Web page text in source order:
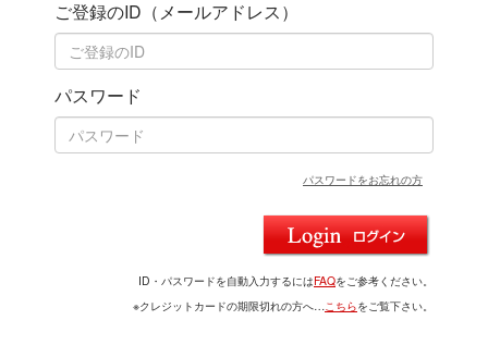
ご登録のID（メールアドレス）
パスワード
パスワードをお忘れの方
ID・パスワードを自動入力するにはFAQをご参考ください。
※クレジットカードの期限切れの方へ…こちらをご覧下さい。